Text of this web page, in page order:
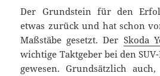
Der Grundstein für den
etwas zurück und hat schon
Maßstäbe gesetzt. Der Skoda
wichtige Taktgeber bei den
gewesen. Grundsätzlich